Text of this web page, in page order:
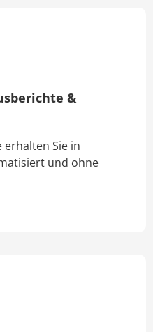
&
Sie in
und ohne